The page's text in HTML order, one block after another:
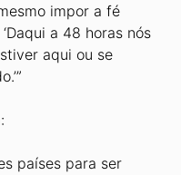
impor a fé
a 48 horas nós
aqui ou se
países para ser